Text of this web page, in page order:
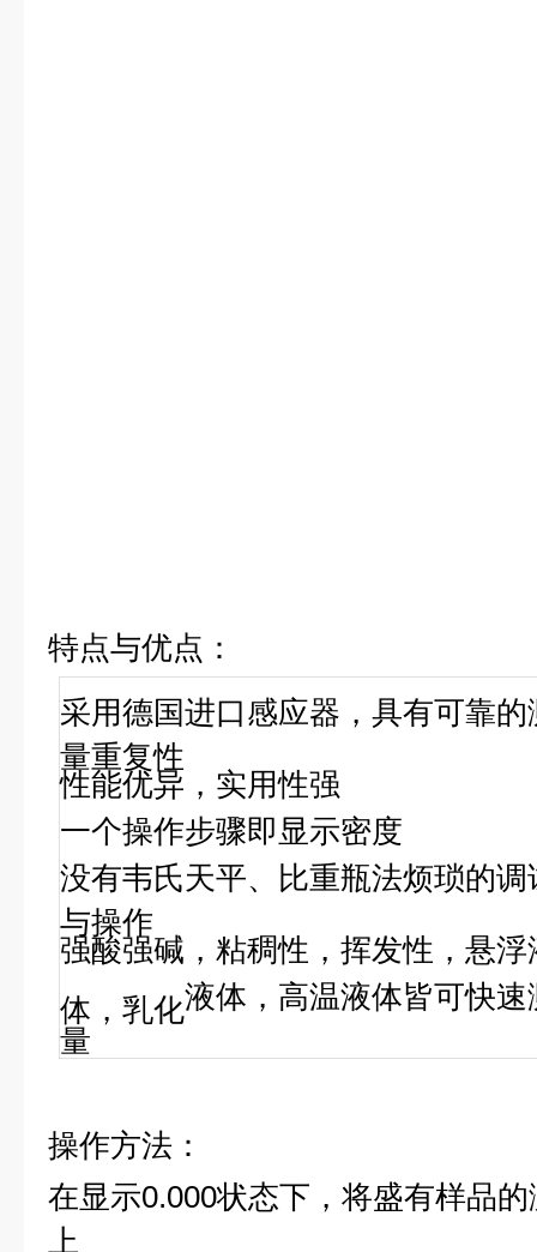
特点与优点 ：
采用德国进口感应器，具有可靠的
量重复性
性能优异， 实用性强
一个操作步骤即显示密度
没有韦氏天平、比重瓶法烦琐的调
与操作
强酸强碱 ， 粘稠性，挥发性，悬浮
体，乳化液体 ，高温液体皆可快速
量
操作方法：
在显示0.000状态下， 将盛有样品
上